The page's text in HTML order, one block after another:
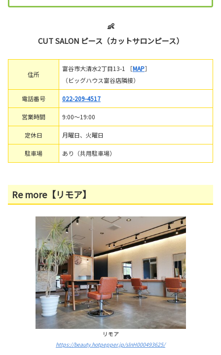
👶
CUT SALON ピース（カットサロンピース）
住所
富谷市大清水2丁目13-1 ［MAP］
（ビッグハウス富谷店隣接）
電話番号 022-209-4517
営業時間 9:00～19:00
定休日 月曜日、火曜日
駐車場 あり（共用駐車場）
Re more【リモア】
リモア
https://beauty.hotpepper.jp/slnH000493625/